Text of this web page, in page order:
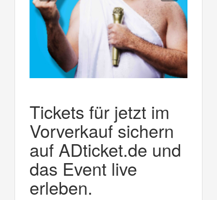
Tickets für jetzt im
Vorverkauf sichern
auf ADticket.de und
das Event live
erleben.